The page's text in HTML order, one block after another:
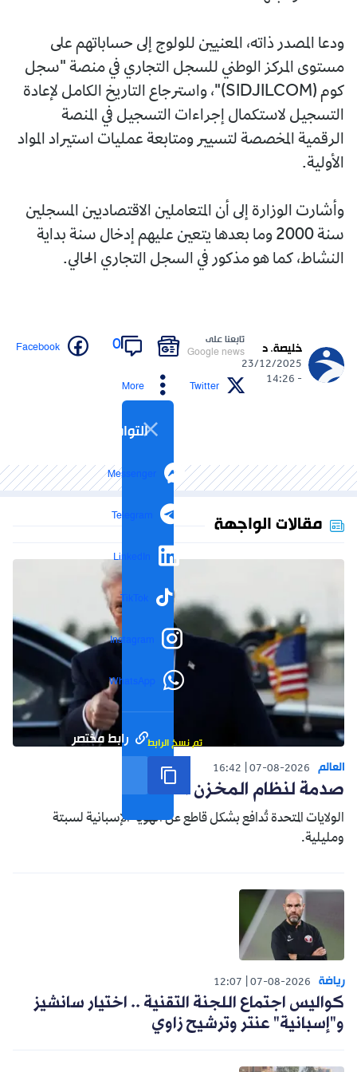
ودعا المصدر ذاته، المعنيين للولوج إلى حساباتهم على
مستوى المركز الوطني للسجل التجاري في منصة "سجل
كوم (SIDJILCOM)"، واسترجاع التاريخ الكامل لإعادة
التسجيل لاستكمال إجراءات التسجيل في المنصة
الرقمية المخصصة لتسيير ومتابعة عمليات استيراد المواد
الأولية.
وأشارت الوزارة إلى أن المتعاملين الاقتصاديين المسجلين
سنة 2000 وما بعدها يتعين عليهم إدخال سنة بداية
النشاط، كما هو مذكور في السجل التجاري الحالي.
خليصة. د
23/12/2025
- 14:26
تابعنا على
Google news
0
Facebook
Twitter
More
التواصل الاجتماعي
Messenger
Telegram
LinkedIn
TikTok
Instagram
WhatsApp
رابط مختصر تم نسخ الرابط
مقالات الواجهة
العالم 07-08-2026
16:42
صدمة لنظام المخزن التوسعي
الولايات المتحدة تُدافع بشكل قاطع عن الهوية الإسبانية لسبتة
ومليلية.
رياضة 07-08-2026
12:07
كواليس اجتماع اللجنة التقنية .. اختيار سانشيز
و"إسبانية" عنتر وترشيح زاوي